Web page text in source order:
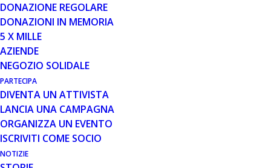
DONAZIONE REGOLARE
DONAZIONI IN MEMORIA
5 X MILLE
AZIENDE
NEGOZIO SOLIDALE
PARTECIPA
DIVENTA UN ATTIVISTA
LANCIA UNA CAMPAGNA
ORGANIZZA UN EVENTO
ISCRIVITI COME SOCIO
NOTIZIE
Agosto 2017
Notizie da Catabasis per te.
La parte del trial MoveDMD di fase 2 controllato con
placebo con edasalonexent (CAT-1004) nella distrofia
muscolare di Duchenne (DMD o Duchenne) è stata
completata. È in corso l’estensione in aperto che
continua a fornire conoscenze su edasalonexent nei
ragazzi DMD indipendentemente dalla loro mutazione.
Edasalonexent è un farmaco sperimentale per uso